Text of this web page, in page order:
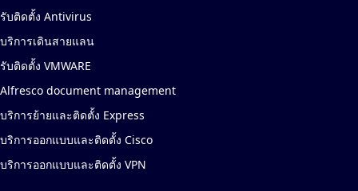
รับติดตั้ง Antivirus
บริการเดินสายแลน
รับติดตั้ง VMWARE
Alfresco document management
บริการย้ายและติดตั้ง Express
บริการออกแบบและติดตั้ง Cisco
บริการออกแบบและติดตั้ง VPN